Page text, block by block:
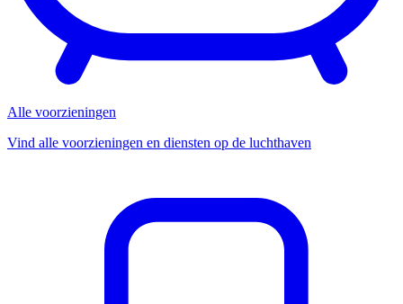
Alle voorzieningen
Vind alle voorzieningen en diensten op de luchthaven